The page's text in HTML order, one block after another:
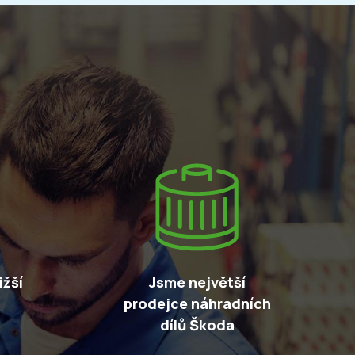
Jsme největší
prodejce náhradních
dílů Škoda